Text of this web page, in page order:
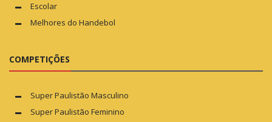
Escolar
Melhores do Handebol
COMPETIÇÕES
Super Paulistão Masculino
Super Paulistão Feminino